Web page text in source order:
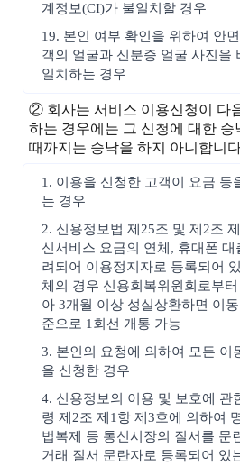
계정보(CI)가 불일치할 경우
19. 본인 여부 확인을 위하여 안
객의 얼굴과 신분증 얼굴 사진을
일치하는 경우
② 회사는 서비스 이용신청이 다
하는 경우에는 그 신청에 대한 승
때까지는 승낙을 하지 아니합니
1. 이용을 신청한 고객이 요금 등
는 경우
2. 신용정보법 제25조 및 제2조
신서비스 요금의 연체, 휴대폰
려되어 이용정지자로 등록되어
체의 경우 신용회복위원회로부
아 3개월 이상 성실상환하면 이
준으로 1회선 개통 가능
3. 본인의 요청에 의하여 모든 이
을 신청한 경우
4. 신용정보의 이용 및 보호에 관
령 제2조 제1항 제3호에 의하여
법복제 등 통신시장의 질서를 문
거래 질서 문란자로 등록되어 있